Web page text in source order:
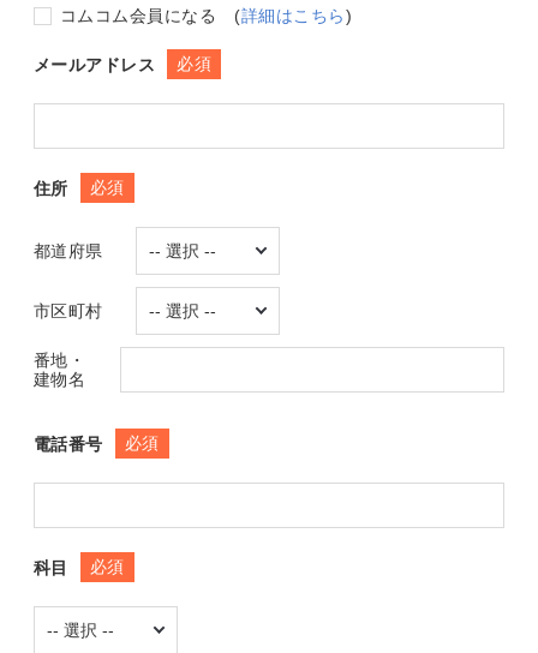
コムコム会員になる (詳細はこちら)
メールアドレス 必須
住所 必須
都道府県
市区町村
番地・
建物名
電話番号 必須
科目 必須